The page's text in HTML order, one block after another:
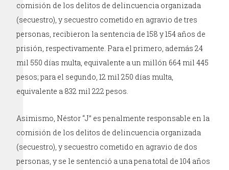
comisión de los delitos de delincuencia organizada
(secuestro), y secuestro cometido en agravio de tres
personas, recibieron la sentencia de 158 y 154 años de
prisión, respectivamente. Para el primero, además 24
mil 550 días multa, equivalente a un millón 664 mil 445
pesos; para el segundo, 12 mil 250 días multa,
equivalente a 832 mil 222 pesos.
Asimismo, Néstor “J” es penalmente responsable en la
comisión de los delitos de delincuencia organizada
(secuestro), y secuestro cometido en agravio de dos
personas, y se le sentenció a una pena total de 104 años